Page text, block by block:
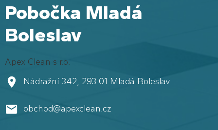
Pobočka Mladá
Boleslav
Apex Clean s r.o.
Nádražní 342, 293 01 Mladá Boleslav
obchod@apexclean.cz